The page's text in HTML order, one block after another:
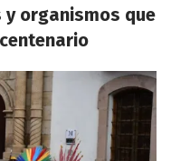
organismos que